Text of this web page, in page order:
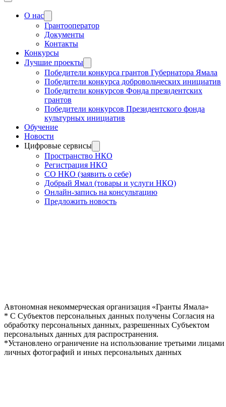
О нас
Грантооператор
Документы
Контакты
Конкурсы
Лучшие проекты
Победители конкурса грантов Губернатора Ямала
Победители конкурса добровольческих инициатив
Победители конкурсов Фонда президентских
грантов
Победители конкурсов Президентского фонда
культурных инициатив
Обучение
Новости
Цифровые сервисы
Пространство НКО
Регистрация НКО
СО НКО (заявить о себе)
Добрый Ямал (товары и услуги НКО)
Онлайн-запись на консультацию
Предложить новость
Автономная некоммерческая организация «Гранты Ямала»
* С Субъектов персональных данных получены Согласия на
обработку персональных данных, разрешенных Субъектом
персональных данных для распространения.
*Установлено ограничение на использование третьими лицами
личных фотографий и иных персональных данных